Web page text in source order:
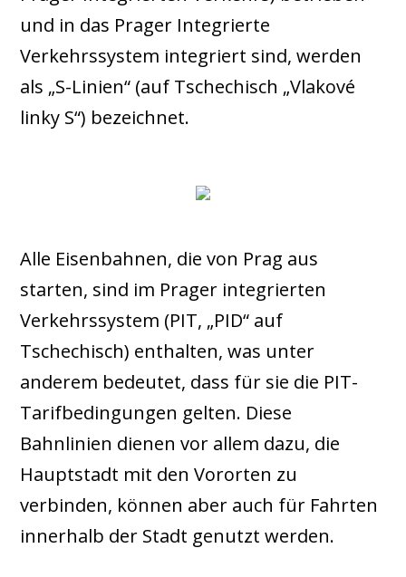
und in das Prager Integrierte
Verkehrssystem integriert sind, werden
als „S-Linien“ (auf Tschechisch „Vlakové
linky S“) bezeichnet.
Alle Eisenbahnen, die von Prag aus
starten, sind im Prager integrierten
Verkehrssystem (PIT, „PID“ auf
Tschechisch) enthalten, was unter
anderem bedeutet, dass für sie die PIT-
Tarifbedingungen gelten. Diese
Bahnlinien dienen vor allem dazu, die
Hauptstadt mit den Vororten zu
verbinden, können aber auch für Fahrten
innerhalb der Stadt genutzt werden.